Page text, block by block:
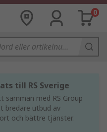
0
till RS Sverige
samman med RS Group
bredare utbud av
och bättre tjänster.